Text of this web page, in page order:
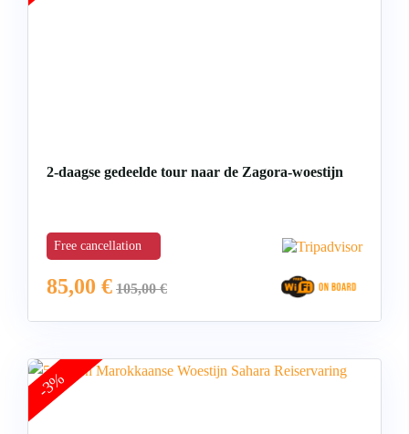
2-daagse gedeelde tour naar de Zagora-woestijn
Free cancellation
85,00 € 105,00€
-3%